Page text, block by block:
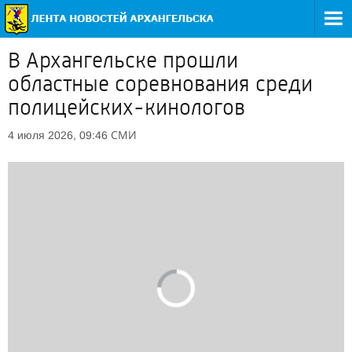
В Архангельске прошли
областные соревнования среди
полицейских-кинологов
4 июля 2026, 09:46 СМИ